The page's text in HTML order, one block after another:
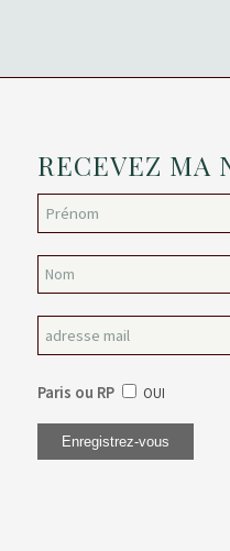
RECEVEZ MA
Paris ou RP OUI